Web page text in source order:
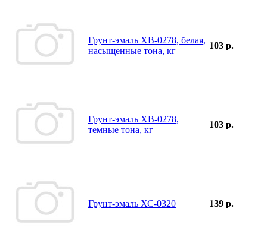
Грунт-эмаль ХВ-0278, белая,
насыщенные тона, кг
103 р.
Грунт-эмаль ХВ-0278,
темные тона, кг
103 р.
Грунт-эмаль ХС-0320 139 р.